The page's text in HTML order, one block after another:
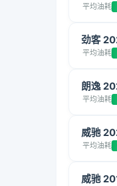
平均油耗
劲客
平均油耗
朗逸
平均油耗
威驰
平均油耗
威驰